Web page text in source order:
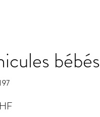
bébés
Prix